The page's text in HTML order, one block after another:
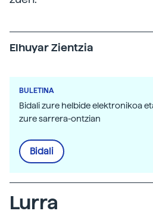
Elhuyar Zientzia
BULETINA
Bidali zure helbide elektronikoa
zure sarrera-ontzian
Bidali
Lurra